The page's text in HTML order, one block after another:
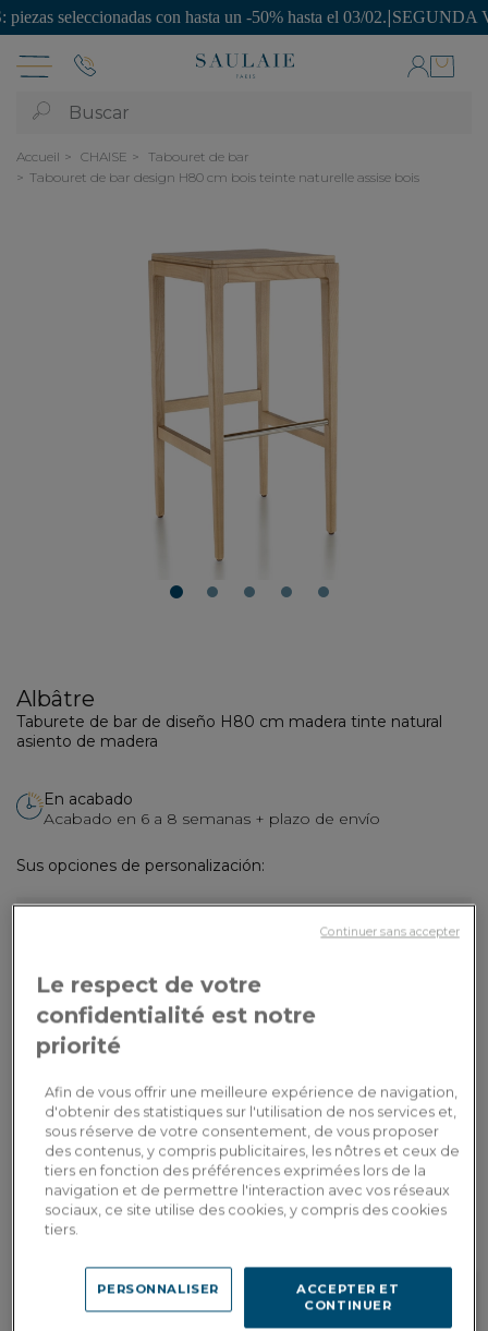
con hasta un -50% hasta el 03/02. |SEGUNDA VIDA:
Buscar
Accueil CHAISE
Tabouret de bar
Tabouret de bar design H80 cm bois teinte naturelle assise bois
1 2 3 4 5
Albâtre
Taburete de bar de diseño H80 cm madera tinte natural
asiento de madera
En acabado
Acabado en 6 a 8 semanas + plazo de envío
Sus opciones de personalización:
350,00€
Dont 0,40€
d'écopart
Por favor, proporcione el texto en francés
que desea que traduzca al español.
AÑADIR A LA CESTA
Entrega a medida
Calcular mis gastos de envío por país
Le respect de votre
confidentialité est notre
priorité
Afin de vous offrir une meilleure expérience de navigation,
d'obtenir des statistiques sur l'utilisation de nos services et,
sous réserve de votre consentement, de vous proposer
des contenus, y compris publicitaires, les nôtres et ceux de
tiers en fonction des préférences exprimées lors de la
navigation et de permettre l'interaction avec vos réseaux
sociaux, ce site utilise des cookies, y compris des cookies
tiers.
ACCEPTER ET
CONTINUER
PERSONNALISER
Continuer sans accepter